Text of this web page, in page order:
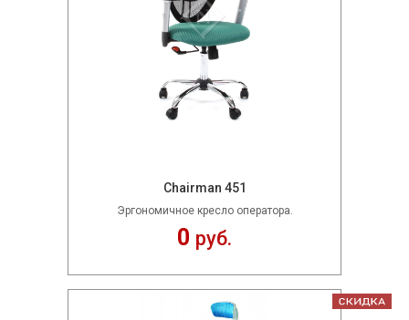
Chairman 451
Эргономичное кресло оператора.
0 руб.